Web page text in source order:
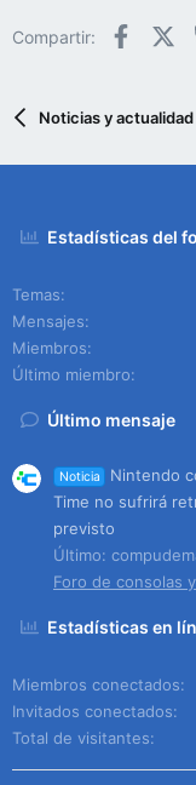
Compartir:
Noticias y actualidad
Estadísticas del
Temas
Mensajes
Miembros
Último miembro
Último mensaje
Noticia
Nintendo
Time no sufrirá
previsto
Último:
Foro de consolas
Estadísticas en
Miembros conectados
Invitados conectados
Total de visitantes